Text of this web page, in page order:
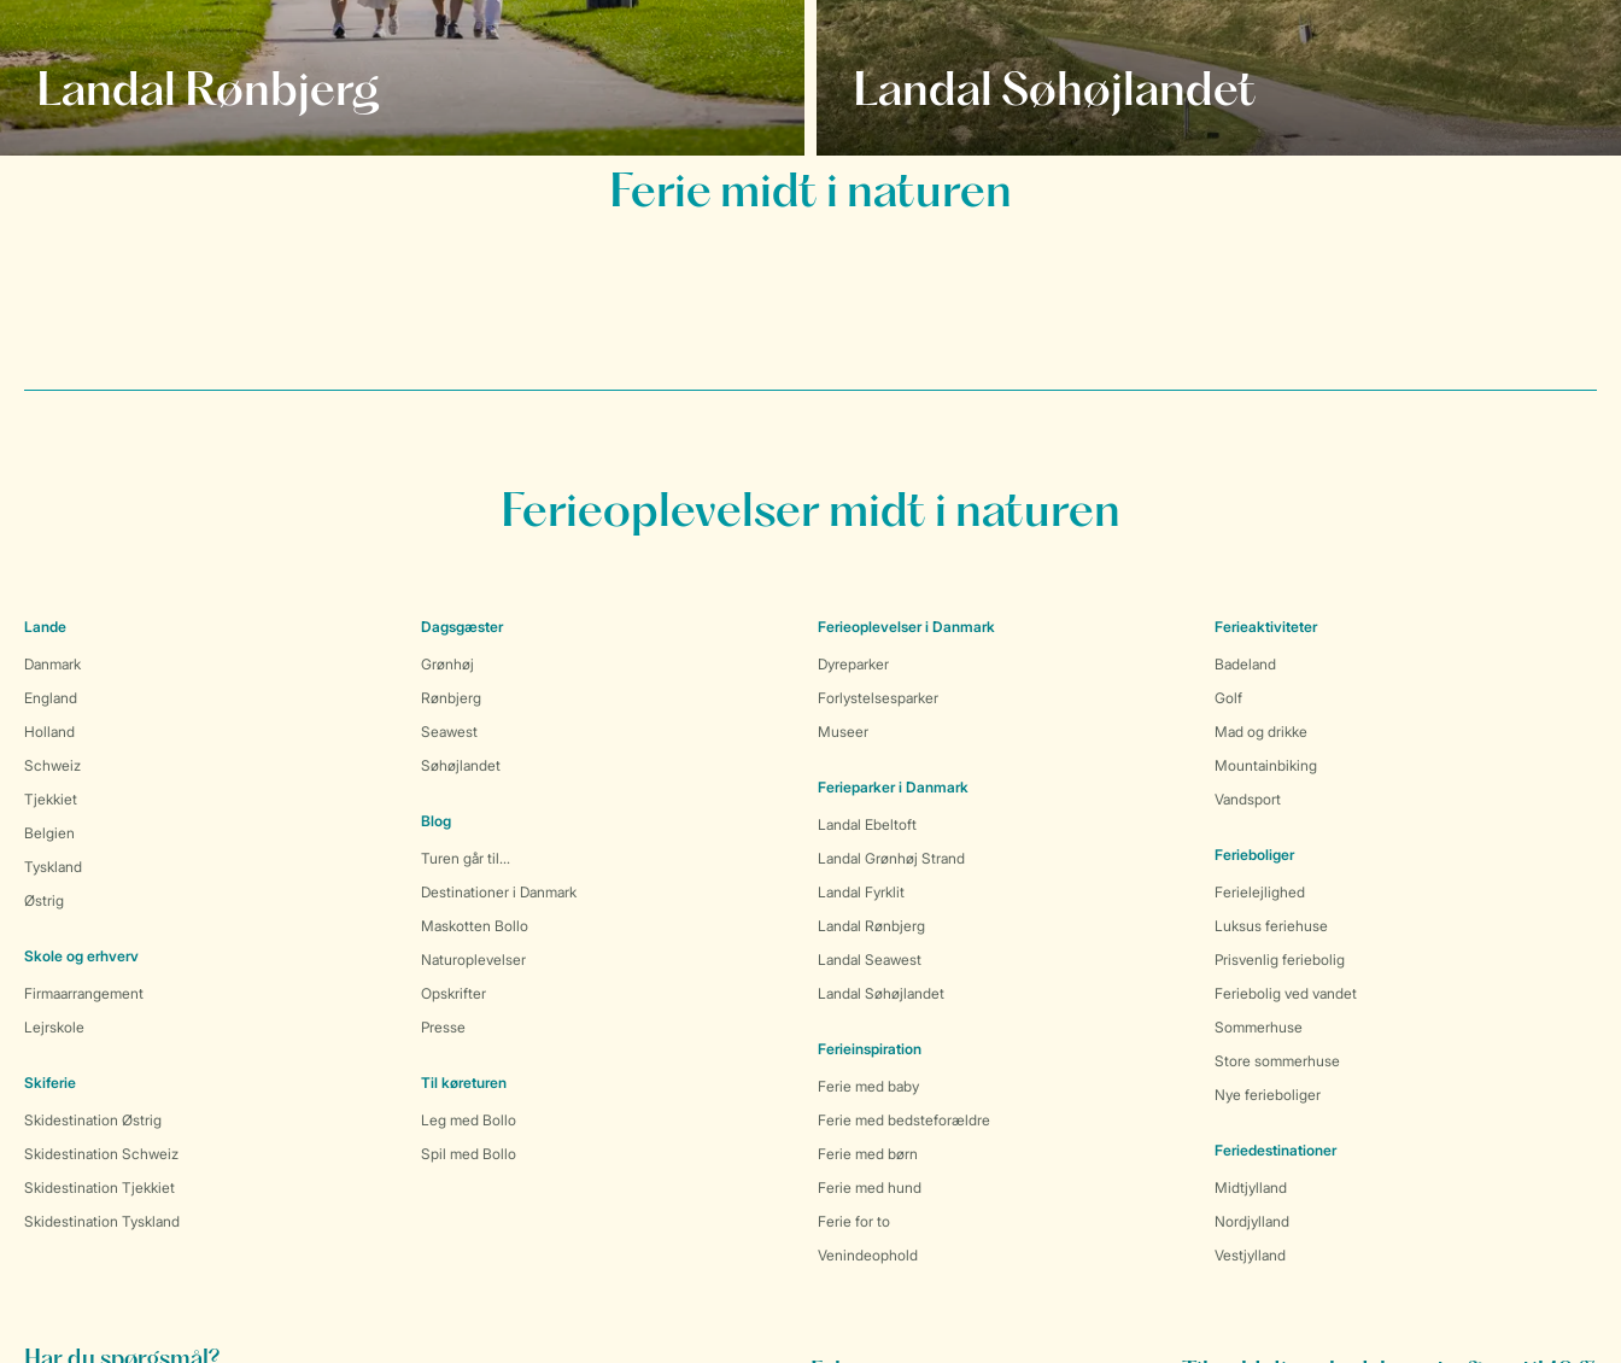
Landal Rønbjerg Landal Søhøjlandet
Ferieoplevelser midt i naturen
Lande
Danmark
England
Holland
Schweiz
Tjekkiet
Belgien
Tyskland
Østrig
Skole og erhverv
Firmaarrangement
Lejrskole
Skiferie
Skidestination Østrig
Skidestination Schweiz
Skidestination Tjekkiet
Skidestination Tyskland
Dagsgæster
Grønhøj
Rønbjerg
Seawest
Søhøjlandet
Blog
Turen går til...
Destinationer i Danmark
Maskotten Bollo
Naturoplevelser
Opskrifter
Presse
Til køreturen
Leg med Bollo
Spil med Bollo
Ferieoplevelser i Danmark
Dyreparker
Forlystelsesparker
Museer
Ferieparker i Danmark
Landal Ebeltoft
Landal Grønhøj Strand
Landal Fyrklit
Landal Rønbjerg
Landal Seawest
Landal Søhøjlandet
Ferieinspiration
Ferie med baby
Ferie med bedsteforældre
Ferie med børn
Ferie med hund
Ferie for to
Venindeophold
Ferieaktiviteter
Badeland
Golf
Mad og drikke
Mountainbiking
Vandsport
Ferieboliger
Ferielejlighed
Luksus feriehuse
Prisvenlig feriebolig
Feriebolig ved vandet
Sommerhuse
Store sommerhuse
Nye ferieboliger
Feriedestinationer
Midtjylland
Nordjylland
Vestjylland